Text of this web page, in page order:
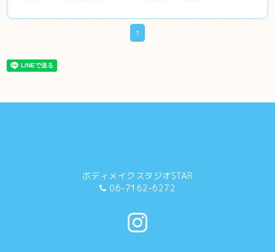
1
ボディメイクスタジオSTAR
06-7162-6272